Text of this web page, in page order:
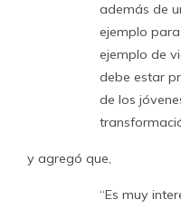
además de
ejemplo
ejemplo de
debe estar
de los
y agregó que,
“Es muy